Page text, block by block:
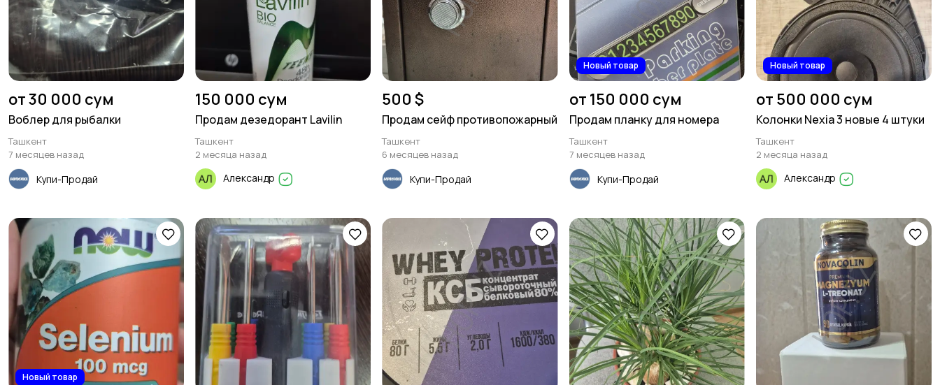
от 30 000 сум
Воблер для рыбалки
Ташкент
7 месяцев назад
Купи-Продай
150 000 сум
Продам дезедорант Lavilin
Ташкент
2 месяца назад
Александр
500 $
Продам сейф противопожарный
Ташкент
6 месяцев назад
Купи-Продай
Новый товар
от 150 000 сум
Продам планку для номера
Ташкент
7 месяцев назад
Купи-Продай
Новый товар
от 500 000 сум
Колонки Nexia 3 новые 4 штуки
Ташкент
2 месяца назад
Александр
Новый товар